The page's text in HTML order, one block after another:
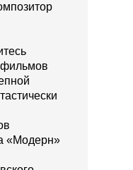
«Модерн»